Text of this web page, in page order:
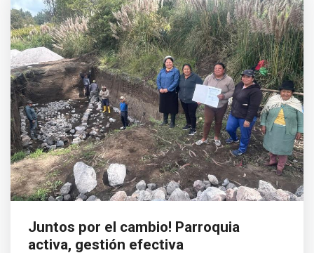
Juntos por el cambio! Parroquia
activa, gestión efectiva